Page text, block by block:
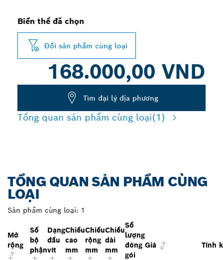
Biến thể đã chọn
Đổi sản phẩm cùng loại
168.000,00 VND
Tìm đại lý địa phương
Tổng quan sản phẩm cùng loại(1)
TỔNG QUAN SẢN PHẨM CÙNG
LOẠI
Sản phẩm cùng loại: 1
Mở
rộng
Số
bộ
phận
Dạng
đầu
vít
Chiều
cao
mm
Chiều
rộng
mm
Chiều
dài
mm
Số
lượng
đóng
gói
Giá Tính